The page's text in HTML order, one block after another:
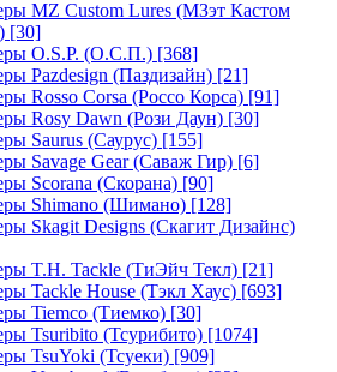
MZ Custom Lures (МЗэт Кастом
[30]
O.S.P. (О.С.П.) [368]
Pazdesign (Паздизайн) [21]
Rosso Corsa (Россо Корса) [91]
Rosy Dawn (Рози Даун) [30]
Saurus (Саурус) [155]
Savage Gear (Саваж Гир) [6]
Scorana (Скорана) [90]
Shimano (Шимано) [128]
Skagit Designs (Скагит Дизайнс)
T.H. Tackle (ТиЭйч Текл) [21]
Tackle House (Тэкл Хаус) [693]
Tiemco (Тиемко) [30]
Tsuribito (Тсурибито) [1074]
TsuYoki (Тсуеки) [909]